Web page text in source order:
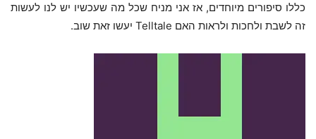
כללו סיפורים מיוחדים, אז אני מניח שכל מה שעכשיו יש לנו לעשות
זה לשבת ולחכות ולראות האם Telltale יעשו זאת שוב.